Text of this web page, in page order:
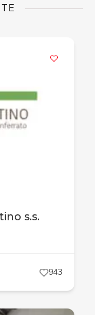
s.s.
943